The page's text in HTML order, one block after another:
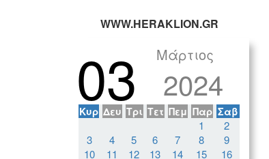
WWW.HERAKLION.GR
03 Μάρτιος
2024
Κυρ Δευ Τρι Τετ Πεμ Παρ Σαβ
1
2
3
4 5 6 7 8
9
10
11 12 13 14 15
16